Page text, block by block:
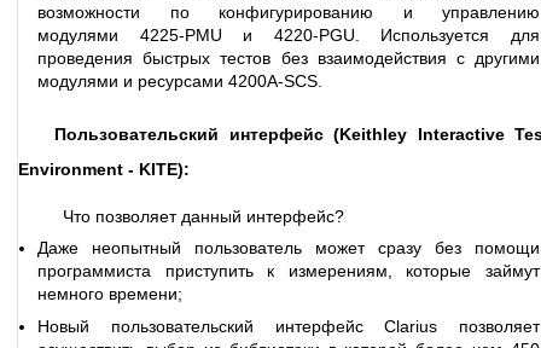
возможности по конфигурированию и управлению
модулями 4225-PMU и 4220-PGU. Используется для
проведения быстрых тестов без взаимодействия с другими
модулями и ресурсами 4200A-SCS.
Пользовательский интерфейс (Keithley Interactive
Environment - KITE):
Что позволяет данный интерфейс?
Даже неопытный пользователь может сразу без помощи
программиста приступить к измерениям, которые займут
немного времени;
Новый пользовательский интерфейс Clarius позволяет